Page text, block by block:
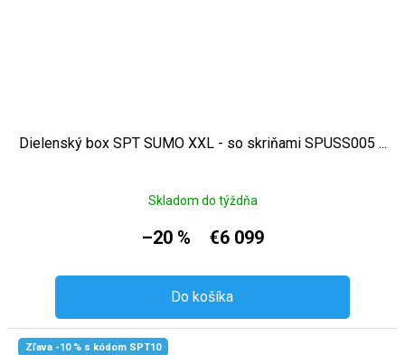
Dielenský box SPT SUMO XXL - so skriňami SPUSS005 ...
Skladom do týždňa
–20 % €6 099
Do košíka
Zľava -10 % s kódom SPT10